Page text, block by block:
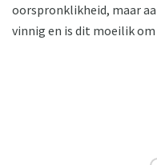
oorspronklikheid, maar
vinnig en is dit moeilik om